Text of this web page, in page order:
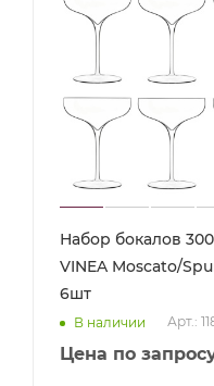
Набор бокалов
VINEA Moscato/
6шт
В наличии Арт.:
Цена по